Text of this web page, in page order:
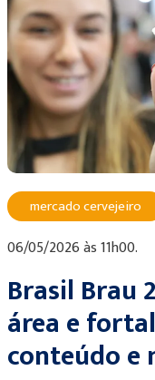
mercado cervejeiro
06/05/2026 às 11h00.
Brasil Brau
área e
conteúdo e